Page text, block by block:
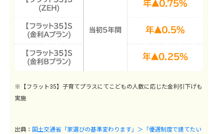
※【フラット35】子育てプラスにてこどもの人数に応じた金利引下げも
実施
出典： 国土交通省「家選びの基準変わります」＞「優遇制度で建てたい